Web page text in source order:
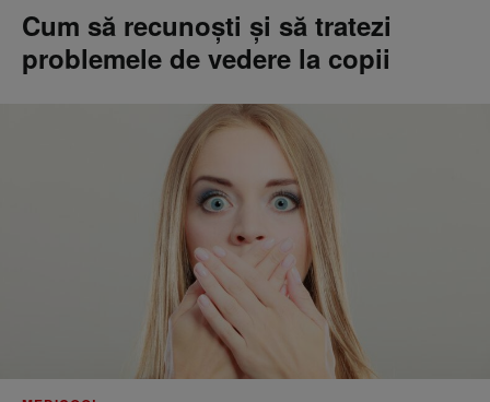
Cum să recunoști și să tratezi
problemele de vedere la copii